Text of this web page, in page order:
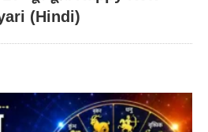
(Hindi)